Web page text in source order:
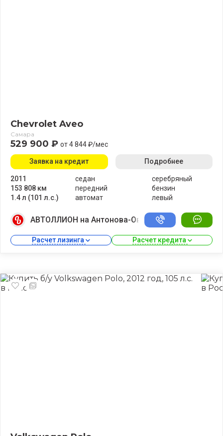
Chevrolet Aveo
Самара
529 900 ₽ от 4 844 ₽/мес
2011
153 808 км
1.4 л (101 л.с.)
седан
передний
автомат
серебряный
бензин
левый
Заявка на кредит Подробнее
АВТОЛЛИОН на Антонова-Овсеенко
Расчет лизинга Расчет кредита